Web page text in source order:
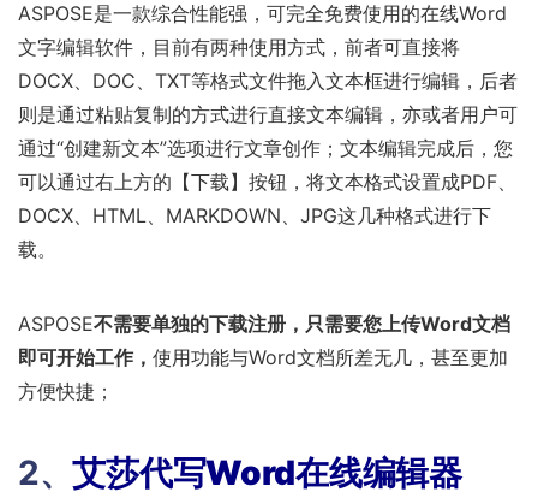
ASPOSE是一款综合性能强，可完全免费使用的在线Word
文字编辑软件，目前有两种使用方式，前者可直接将
DOCX、DOC、TXT等格式文件拖入文本框进行编辑，后者
则是通过粘贴复制的方式进行直接文本编辑，亦或者用户可
通过“创建新文本”选项进行文章创作；文本编辑完成后，您
可以通过右上方的【下载】按钮，将文本格式设置成PDF、
DOCX、HTML、MARKDOWN、JPG这几种格式进行下
载。
ASPOSE不需要单独的下载注册，只需要您上传Word文档
即可开始工作， 使用功能与Word文档所差无几，甚至更加
方便快捷；
2、艾莎代写Word在线编辑器